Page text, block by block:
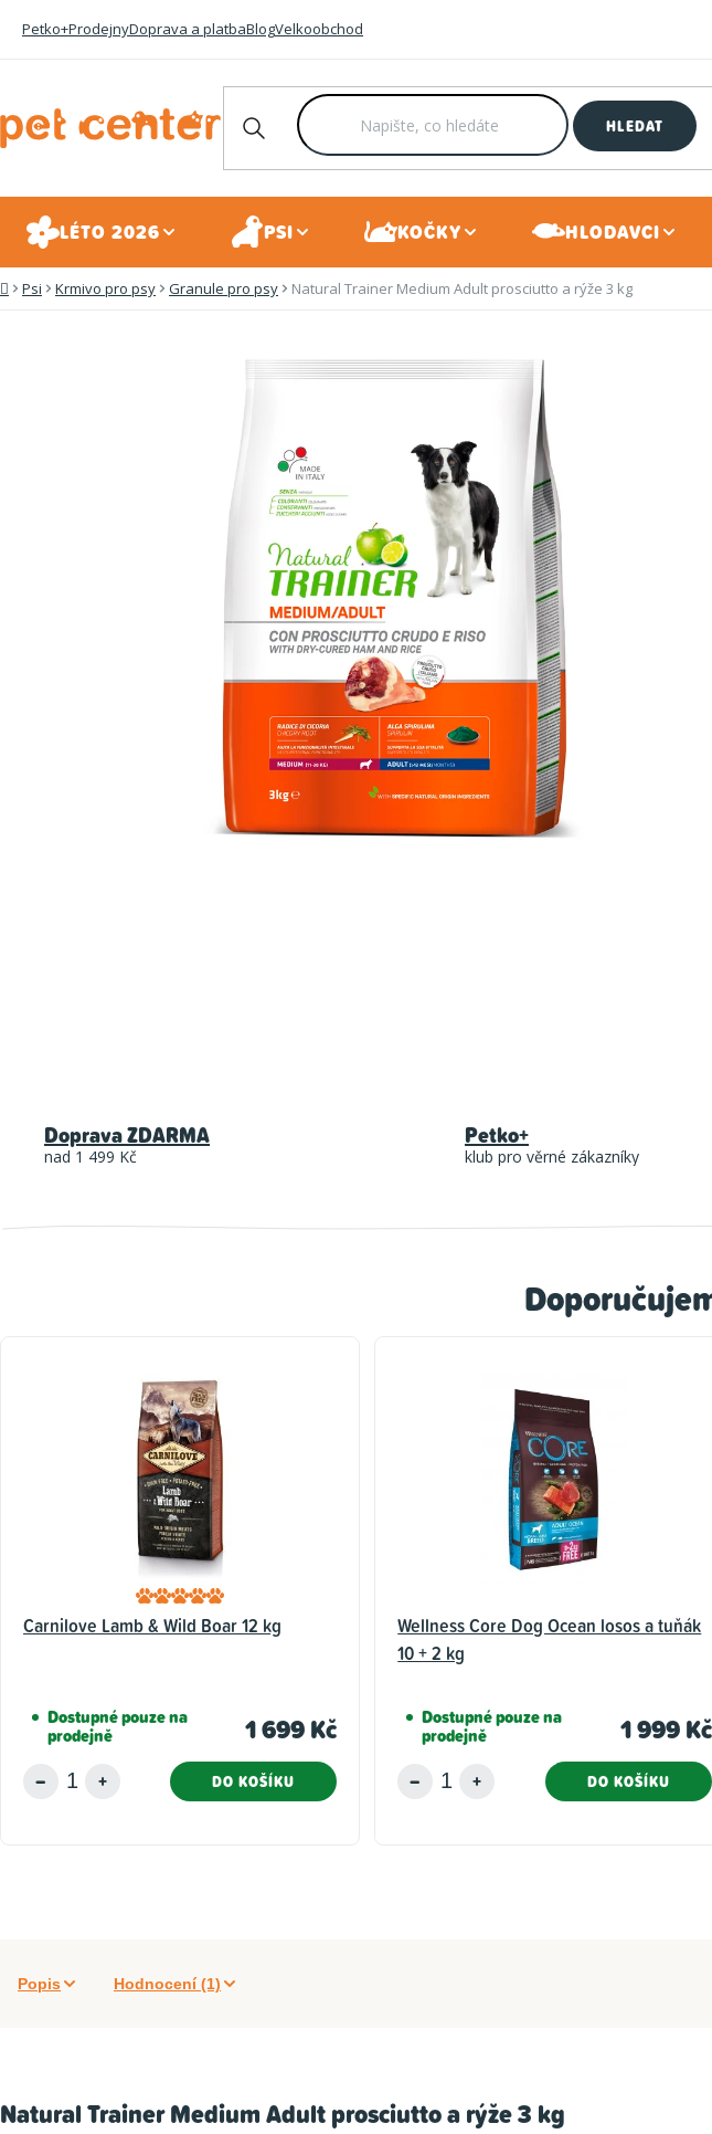
Petko+ProdejnyDoprava a platbaBlogVelkoobchod
HLEDAT
LÉTO 2026 PSI KOČKY HLODAVCI
Domů
Psi Krmivo pro psy Granule pro psy Natural Trainer Medium Adult prosciutto a rýže 3 kg
Carnilove Lamb & Wild Boar 12 kg
Dostupné pouze na
prodejně 1 699 Kč
DO KOŠÍKU
Wellness Core Dog Ocean losos a tuňák
10 + 2 kg
Dostupné pouze na
prodejně 1 999 Kč
DO KOŠÍKU
Doprava ZDARMA
nad 1 499 Kč
Petko+
klub pro věrné zákazníky
Popis Hodnocení (1)
Natural Trainer Medium Adult prosciutto a rýže 3 kg